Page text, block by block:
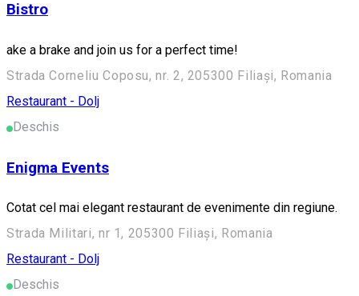
Bistro
ake a brake and join us for a perfect time!
Strada Corneliu Coposu, nr. 2, 205300 Filiași, Romania
Restaurant - Dolj
Deschis
Enigma Events
Cotat cel mai elegant restaurant de evenimente din regiune.
Strada Militari, nr 1, 205300 Filiași, Romania
Restaurant - Dolj
Deschis